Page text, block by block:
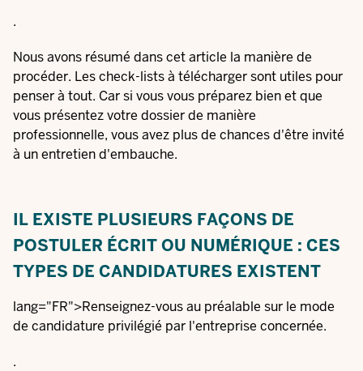
.
Nous avons résumé dans cet article la manière de
procéder. Les check-lists à télécharger sont utiles pour
penser à tout. Car si vous vous préparez bien et que
vous présentez votre dossier de manière
professionnelle, vous avez plus de chances d'être invité
à un entretien d'embauche.
IL EXISTE PLUSIEURS FAÇONS DE
POSTULER ÉCRIT OU NUMÉRIQUE : CES
TYPES DE CANDIDATURES EXISTENT
lang="FR">Renseignez-vous au préalable sur le mode
de candidature privilégié par l'entreprise concernée.
.